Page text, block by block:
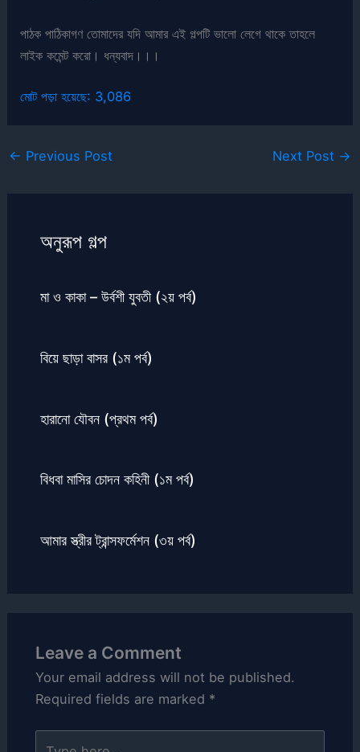
পাঠক পাঠিকাগণ তোমাদের যদি আমার এই গল্পটি ভালো লেগে থাকে তাহলে
লাইক কমেন্ট করো। ধন্যবাদ।।।
মোট পড়া হয়েছে: 3,086
← Previous Post Next Post →
অনুরূপ গল্প
মা ও কাকা – উর্বশী যুবতী (২য় পর্ব)
বিয়ে ছাড়া বাসর (১ম পর্ব)
হারানো যৌবন (প্রথম পর্ব)
বিধবা মাসির চোদন কহিনী (১ম পর্ব)
আমার স্ত্রীর ট্রান্সফর্মেশন (৩য় পর্ব)
Leave a Comment
Your email address will not be published.
Required fields are marked *